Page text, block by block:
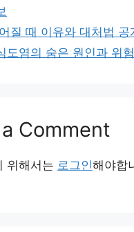
질 때 이유와 대처법 공
도염의 숨은 원인과 위
Comment
위해서는 로그인해야합